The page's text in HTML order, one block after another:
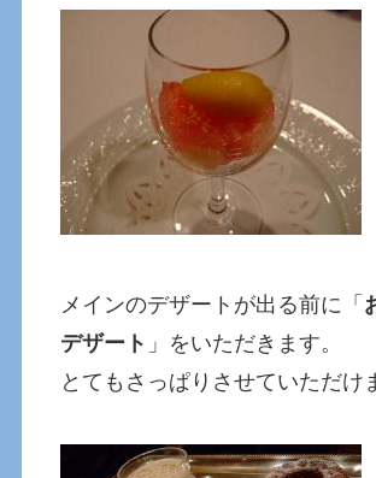
メインのデザートが出る前に「
デザート 」をいただきます。
とてもさっぱりさせていただけ